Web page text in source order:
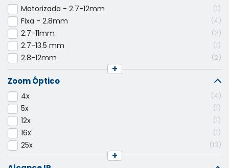
Motorizada - 2.7-12mm 1
Fixa - 2.8mm 4
2.7-11mm 2
2.7-13.5 mm 1
2.8-12mm 2
+
Zoom Óptico
4x 4
5x 1
12x 1
16x 1
25x 13
+